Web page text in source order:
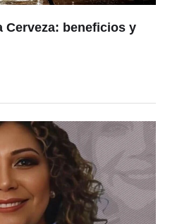
beneficios y